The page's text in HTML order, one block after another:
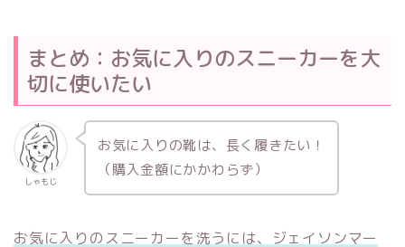
まとめ：お気に入りのスニーカーを大
切に使いたい
しゃもじ
お気に入りの靴は、長く履きたい！
（購入金額にかかわらず）
お気に入りのスニーカーを洗うには、ジェイソンマー